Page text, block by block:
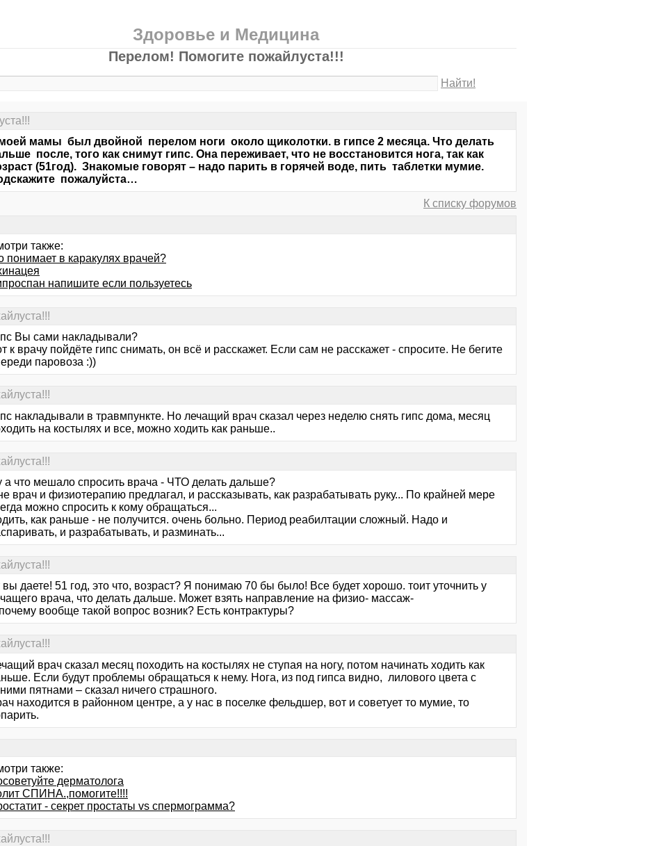
Здоровье и Медицина
Перелом! Помогите пожайлуста!!!
Найти!
мамы был двойной перелом ноги около щиколотки. в гипсе 2 месяца. Что делать
после, того как снимут гипс. Она переживает, что не восстановится нога, так как
(51год). Знакомые говорят – надо парить в горячей воде, пить таблетки мумие.
пожалуйста…
К списку форумов
также:
понимает в каракулях врачей?
напишите если пользуетесь
Вы сами накладывали?
к врачу пойдёте гипс снимать, он всё и расскажет. Если сам не расскажет - спросите. Не бегите
паровоза :))
накладывали в травмпункте. Но лечащий врач сказал через неделю снять гипс дома, месяц
на костылях и все, можно ходить как раньше..
а что мешало спросить врача - ЧТО делать дальше?
врач и физиотерапию предлагал, и рассказывать, как разрабатывать руку... По крайней мере
можно спросить к кому обращаться...
как раньше - не получится. очень больно. Период реабилтации сложный. Надо и
и разрабатывать, и разминать...
вы даете! 51 год, это что, возраст? Я понимаю 70 бы было! Все будет хорошо. тоит уточнить у
врача, что делать дальше. Может взять направление на физио- массаж-
вообще такой вопрос возник? Есть контрактуры?
врач сказал месяц походить на костылях не ступая на ногу, потом начинать ходить как
Если будут проблемы обращаться к нему. Нога, из под гипса видно, лилового цвета с
пятнами – сказал ничего страшного.
находится в районном центре, а у нас в поселке фельдшер, вот и советует то мумие, то
также:
дерматолога
СПИНА.,помогите!!!!
- секрет простаты vs спермограмма?